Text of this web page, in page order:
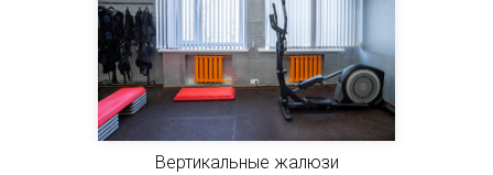
Вертикальные жалюзи